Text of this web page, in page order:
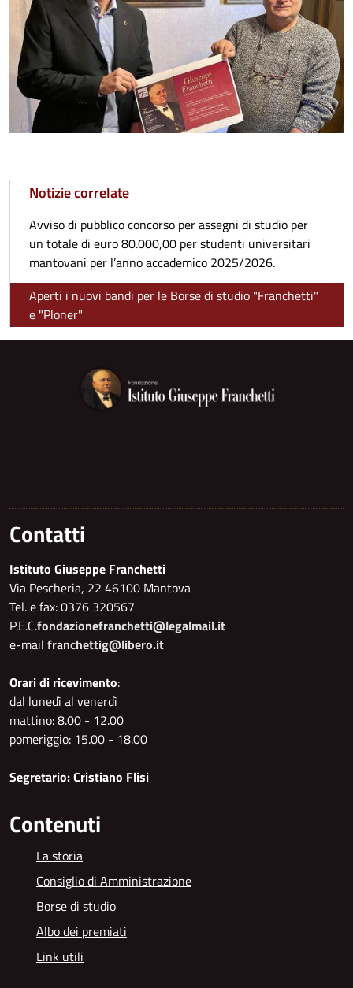
Notizie correlate
Avviso di pubblico concorso per assegni di studio per
un totale di euro 80.000,00 per studenti universitari
mantovani per l’anno accademico 2025/2026.
Aperti i nuovi bandi per le Borse di studio "Franchetti"
e "Ploner"
Contatti
Istituto Giuseppe Franchetti
Via Pescheria, 22 46100 Mantova
Tel. e fax: 0376 320567
P.E.C.fondazionefranchetti@legalmail.it
e-mail franchettig@libero.it
Orari di ricevimento:
dal lunedì al venerdì
mattino: 8.00 - 12.00
pomeriggio: 15.00 - 18.00
Segretario: Cristiano Flisi
Contenuti
La storia
Consiglio di Amministrazione
Borse di studio
Albo dei premiati
Link utili